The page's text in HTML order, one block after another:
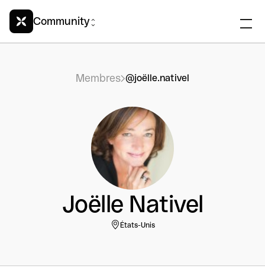
Community
Membres @joëlle.nativel
Joëlle Nativel
États-Unis